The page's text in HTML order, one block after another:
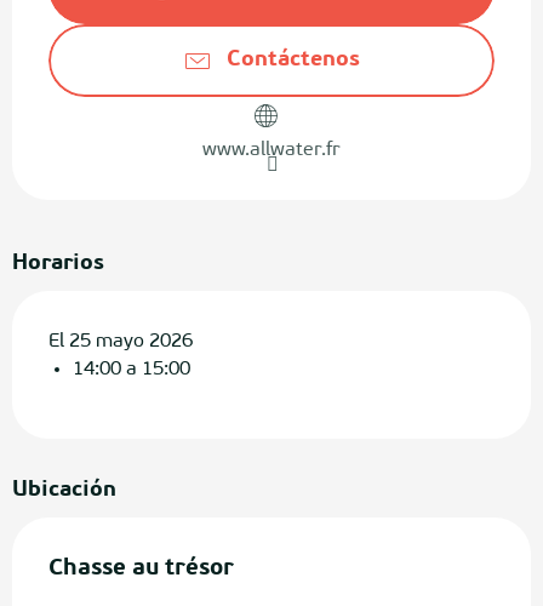
Contáctenos
www.allwater.fr
Horarios
El 25 mayo 2026
14:00 a 15:00
Ubicación
Chasse au trésor